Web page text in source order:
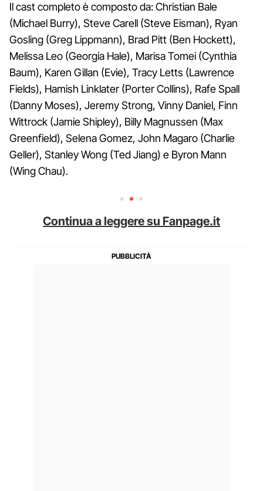
Il cast completo è composto da: Christian Bale
(Michael Burry), Steve Carell (Steve Eisman), Ryan
Gosling (Greg Lippmann), Brad Pitt (Ben Hockett),
Melissa Leo (Georgia Hale), Marisa Tomei (Cynthia
Baum), Karen Gillan (Evie), Tracy Letts (Lawrence
Fields), Hamish Linklater (Porter Collins), Rafe Spall
(Danny Moses), Jeremy Strong, Vinny Daniel, Finn
Wittrock (Jamie Shipley), Billy Magnussen (Max
Greenfield), Selena Gomez, John Magaro (Charlie
Geller), Stanley Wong (Ted Jiang) e Byron Mann
(Wing Chau).
Continua a leggere su Fanpage.it